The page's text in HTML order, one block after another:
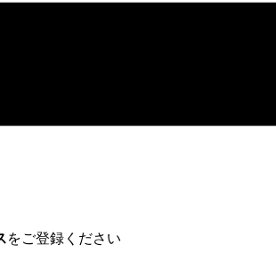
をご登録ください